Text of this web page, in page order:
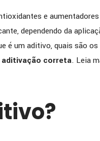
e
dependendo da
é um aditivo, quais são
correta. Leia
comenta
com a PETRONAS